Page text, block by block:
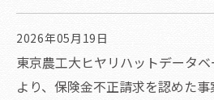
2026年05月19日
東京農工大ヒヤリハットデータ
より、保険金不正請求を認めた